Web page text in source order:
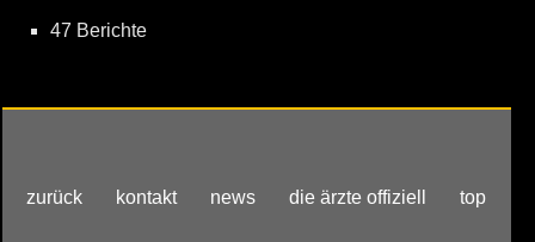
47 Berichte
zurück kontakt news die ärzte offiziell top